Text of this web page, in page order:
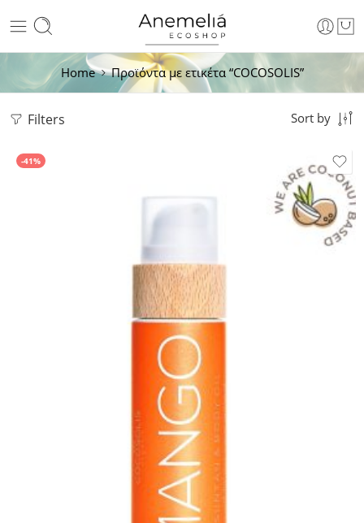
Home Προϊόντα με ετικέτα “COCOSOLIS”
Filters Sort by
-41%